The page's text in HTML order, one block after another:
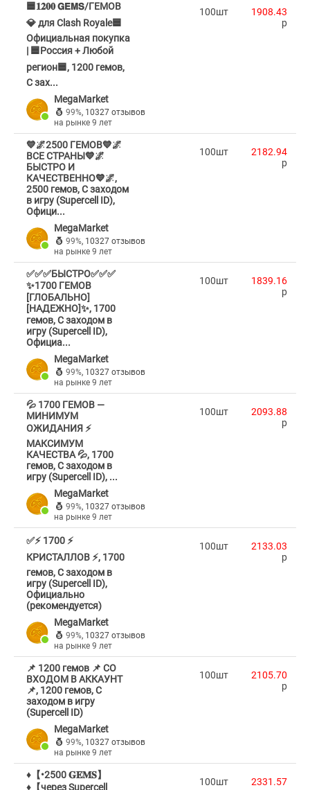
🟦𝟏𝟐𝟎𝟎 𝗚𝗘𝗠𝗦/ГЕМОВ
💎 для Clash Royale🟦
Официальная покупка
| 🟦Россия + Любой
регион🟦, 1200 гемов,
С зах...
MegaMarket
99%, 10327 отзывов
на рынке 9 лет
100шт
1908.43
p
💙🌌2500 ГЕМОВ💙🌌
ВСЕ СТРАНЫ💙🌌
БЫСТРО И
КАЧЕСТВЕННО💙🌌,
2500 гемов, С заходом
в игру (Supercell ID),
Офици...
MegaMarket
99%, 10327 отзывов
на рынке 9 лет
100шт
2182.94
p
✅✅✅БЫСТРО✅✅✅
✨1700 ГЕМОВ
[ГЛОБАЛЬНО]
[НАДЕЖНО]✨, 1700
гемов, С заходом в
игру (Supercell ID),
Официа...
MegaMarket
99%, 10327 отзывов
на рынке 9 лет
100шт
1839.16
p
💦 1700 ГЕМОВ —
МИНИМУМ
ОЖИДАНИЯ ⚡
МАКСИМУМ
КАЧЕСТВА 💦, 1700
гемов, С заходом в
игру (Supercell ID), ...
MegaMarket
99%, 10327 отзывов
на рынке 9 лет
100шт
2093.88
p
✅⚡ 1700 ⚡
КРИСТАЛЛОВ ⚡, 1700
гемов, С заходом в
игру (Supercell ID),
Официально
(рекомендуется)
MegaMarket
99%, 10327 отзывов
на рынке 9 лет
100шт
2133.03
p
📌 1200 гемов 📌 СО
ВХОДОМ В АККАУНТ
📌, 1200 гемов, С
заходом в игру
(Supercell ID)
MegaMarket
99%, 10327 отзывов
на рынке 9 лет
100шт
2105.70
p
♦️【•2500 𝐆𝐄𝐌𝐒】
♦️【через Supercell
100шт
2331.57